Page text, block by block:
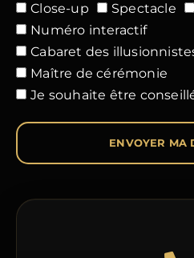
Close-up Spectacle
Numéro interactif
Cabaret des
Maître de cérémonie
Je souhaite être
ENVOYER MA